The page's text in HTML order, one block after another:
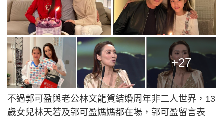
+27
不過郭可盈與老公林文龍賀結婚周年非二人世界，13
歲女兒林天若及郭可盈媽媽都在場，郭可盈留言表